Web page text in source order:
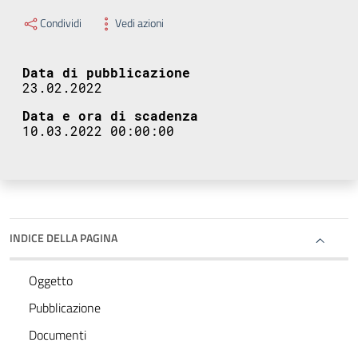
Condividi Vedi azioni
Data di pubblicazione
23.02.2022
Data e ora di scadenza
10.03.2022 00:00:00
INDICE DELLA PAGINA
Oggetto
Pubblicazione
Documenti